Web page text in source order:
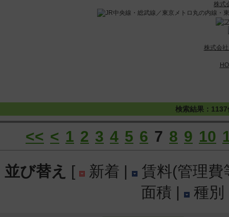
株式
株式会
検索結果：
<< < 1 2 3 4 5 6 7 8 9 10
並び替え [ 新着 |
賃料(管理費
面積 |
種